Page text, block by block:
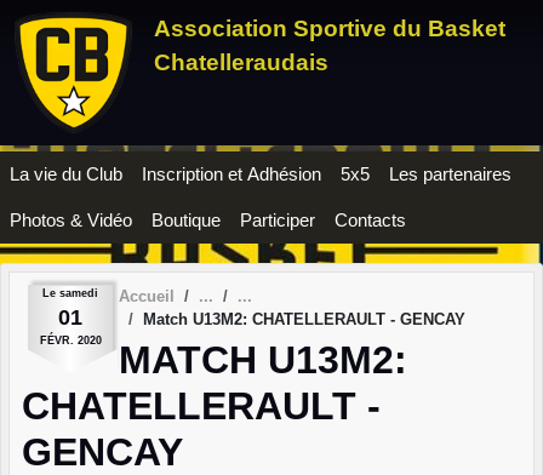
Association Sportive du Basket
Chatelleraudais
La vie du Club Inscription et Adhésion 5x5 Les partenaires
Photos & Vidéo Boutique Participer Contacts
Le samedi
01
FÉVR. 2020
Accueil
Match U13M2: CHATELLERAULT - GENCAY
MATCH U13M2:
CHATELLERAULT -
GENCAY
Panneau de gestion des cookies